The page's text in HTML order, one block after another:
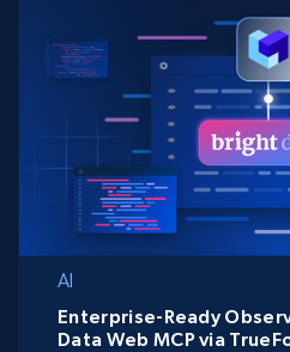
AI
Enterprise-Ready
Data Web MCP via